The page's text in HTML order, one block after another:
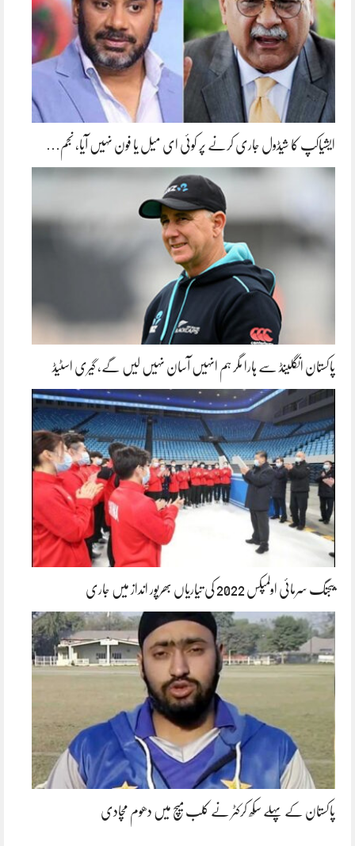
ایشیاکپ کا شیڈول جاری کرنے پر کوئی ای میل یا فون نہیں آیا، نجم…
پاکستان انگلینڈ سے ہارا مگر ہم انہیں آسان نہیں لیں گے، گیری اسٹیڈ
بیجنگ سرمائی اولمپکس 2022 کی تیاریاں بھرپور انداز میں جاری
پاکستان کے پہلے سکھ کرکٹر نے کلب میچ میں دھوم مچادی